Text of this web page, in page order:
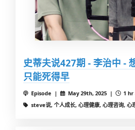
史蒂夫说427期 - 李治中 -
只能死得早
Episode | May 29th, 2025 |
1 hr
steve说, 个人成长, 心理健康, 心理咨询, 心